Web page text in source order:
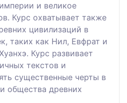
и великое
Курс охватывает также
цивилизаций в
таких как Нил, Евфрат и
Курс развивает
текстов и
существенные черты в
общества древних